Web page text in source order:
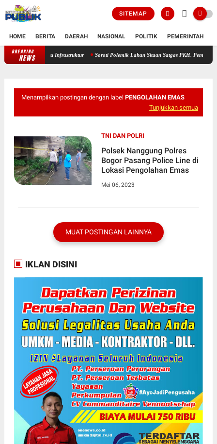
SITEMAP
HOME BERITA DAERAH NASIONAL POLITIK PEMERINTAH
BREAKING
NEWS Wapres Gibran Kunjungi Gayo Lues pasca Bencana, Tinjau Infrastruktur
Menampilkan postingan dengan label PENGOLAHAN EMAS
Tunjukkan semua
TNI DAN POLRI
Polsek Nanggung Polres
Bogor Pasang Police Line di
Lokasi Pengolahan Emas
Mei 06, 2023
MUAT POSTINGAN LAINNYA
IKLAN DISINI